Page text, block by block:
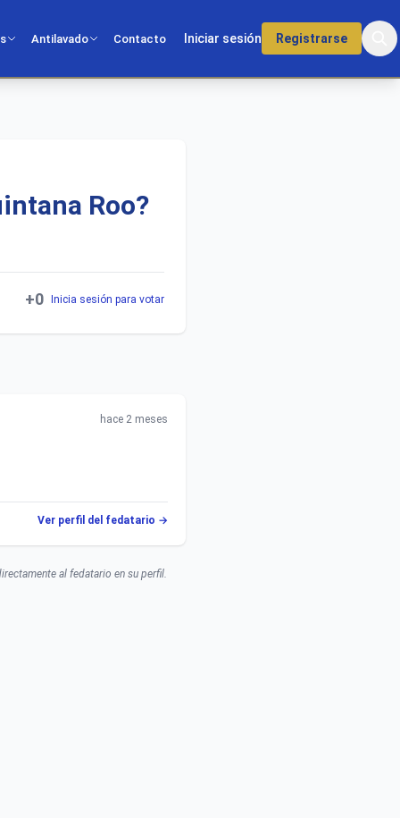
Antilavado Contacto Iniciar sesión Registrarse
Roo?
+0 Inicia sesión para votar
hace 2 meses
Ver perfil del fedatario →
al fedatario en su perfil.